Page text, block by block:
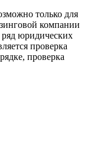
только для
компании
ряд юридических
проверка
проверка